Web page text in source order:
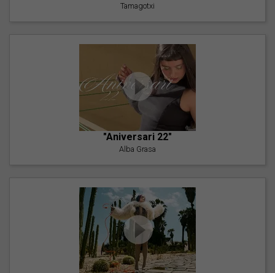
Tamagotxi
"Aniversari 22"
Alba Grasa